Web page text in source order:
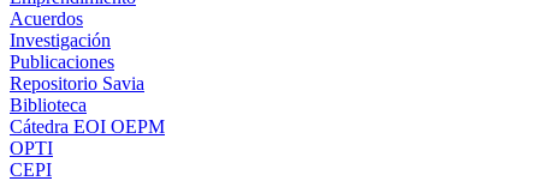
Acuerdos
Investigación
Publicaciones
Repositorio Savia
Biblioteca
Cátedra EOI OEPM
OPTI
CEPI